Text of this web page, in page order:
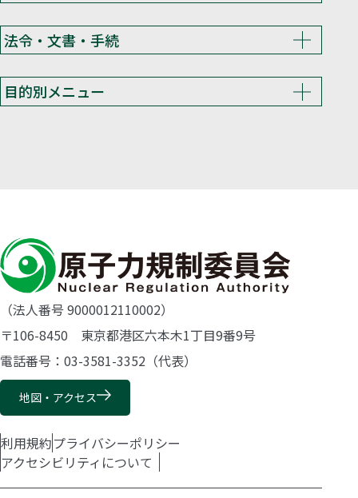
法令・文書・手続
目的別メニュー
（法人番号 9000012110002）
〒106-8450 東京都港区六本木1丁目9番9号
電話番号：03-3581-3352（代表）
地図・アクセス
利用規約プライバシーポリシー
アクセシビリティについて